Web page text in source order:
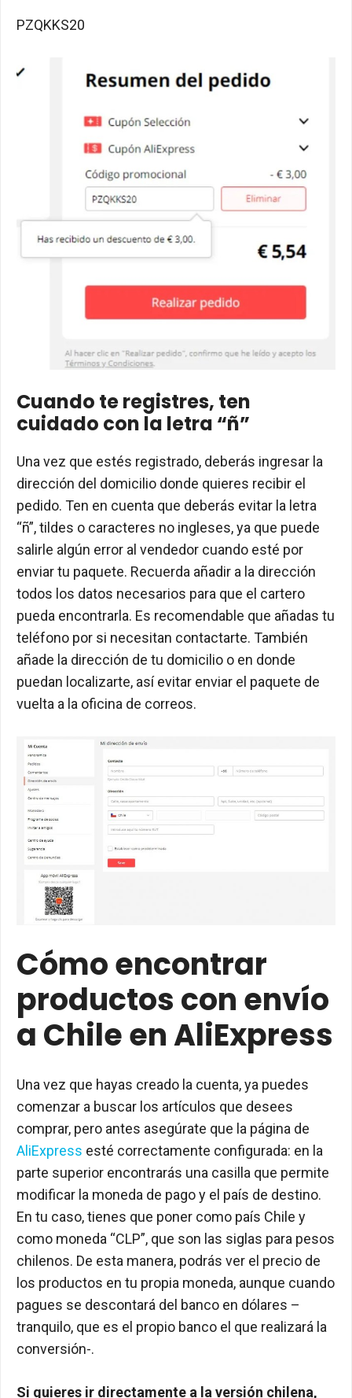
PZQKKS20
Cuando te registres, ten
cuidado con la letra “ñ”
Una vez que estés registrado, deberás ingresar la
dirección del domicilio donde quieres recibir el
pedido. Ten en cuenta que deberás evitar la letra
“ñ”, tildes o caracteres no ingleses, ya que puede
salirle algún error al vendedor cuando esté por
enviar tu paquete. Recuerda añadir a la dirección
todos los datos necesarios para que el cartero
pueda encontrarla. Es recomendable que añadas tu
teléfono por si necesitan contactarte. También
añade la dirección de tu domicilio o en donde
puedan localizarte, así evitar enviar el paquete de
vuelta a la oficina de correos.
Cómo encontrar
productos con envío
a Chile en AliExpress
Una vez que hayas creado la cuenta, ya puedes
comenzar a buscar los artículos que desees
comprar, pero antes asegúrate que la página de
AliExpress esté correctamente configurada: en la
parte superior encontrarás una casilla que permite
modificar la moneda de pago y el país de destino.
En tu caso, tienes que poner como país Chile y
como moneda “CLP”, que son las siglas para pesos
chilenos. De esta manera, podrás ver el precio de
los productos en tu propia moneda, aunque cuando
pagues se descontará del banco en dólares –
tranquilo, que es el propio banco el que realizará la
conversión-.
Si quieres ir directamente a la versión chilena,